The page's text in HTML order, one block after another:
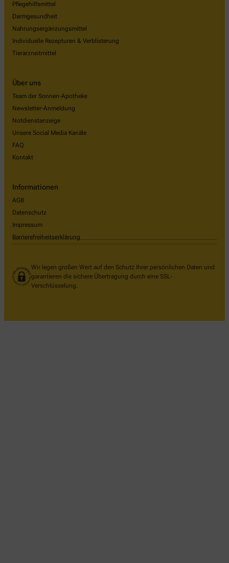
Pflegehilfsmittel
Darmgesundheit
Nahrungsergänzungsmittel
Individuelle Rezepturen & Verblisterung
Tierarzneitmittel
Über uns
Team der Sonnen-Apotheke
Newsletter-Anmeldung
Notdienstanzeige
Unsere Social Media Kanäle
FAQ
Kontakt
Informationen
AGB
Datenschutz
Impressum
Barrierefreiheitserklärung
Wir legen großen Wert auf den Schutz Ihrer persönlichen Daten und
garantieren die sichere Übertragung durch eine SSL-
Verschlüsselung.